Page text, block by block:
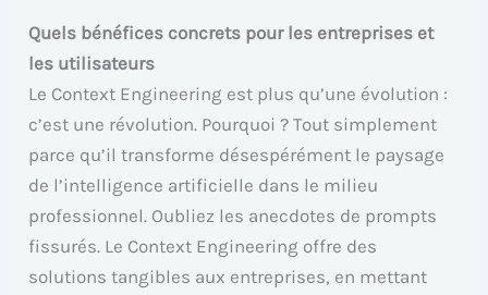
Quels bénéfices concrets pour les entreprises et
les utilisateurs
Le Context Engineering est plus qu’une évolution :
c’est une révolution. Pourquoi ? Tout simplement
parce qu’il transforme désespérément le paysage
de l’intelligence artificielle dans le milieu
professionnel. Oubliez les anecdotes de prompts
fissurés. Le Context Engineering offre des
solutions tangibles aux entreprises, en mettant